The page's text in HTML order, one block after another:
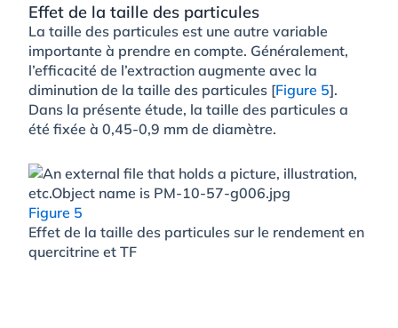
Effet de la taille des particules
La taille des particules est une autre variable
importante à prendre en compte. Généralement,
l’efficacité de l’extraction augmente avec la
diminution de la taille des particules [Figure 5].
Dans la présente étude, la taille des particules a
été fixée à 0,45-0,9 mm de diamètre.
Figure 5
Effet de la taille des particules sur le rendement en
quercitrine et TF